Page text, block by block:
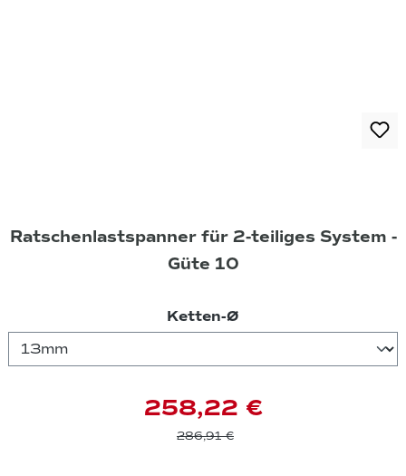
Ratschenlastspanner für 2-teiliges System -
Güte 10
Ketten-Ø
258,22 €
286,91 €